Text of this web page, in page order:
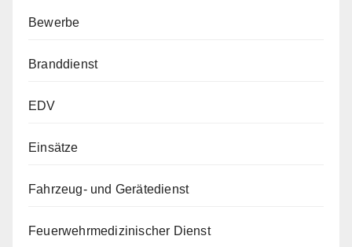
Bewerbe
Branddienst
EDV
Einsätze
Fahrzeug- und Gerätedienst
Feuerwehrmedizinischer Dienst